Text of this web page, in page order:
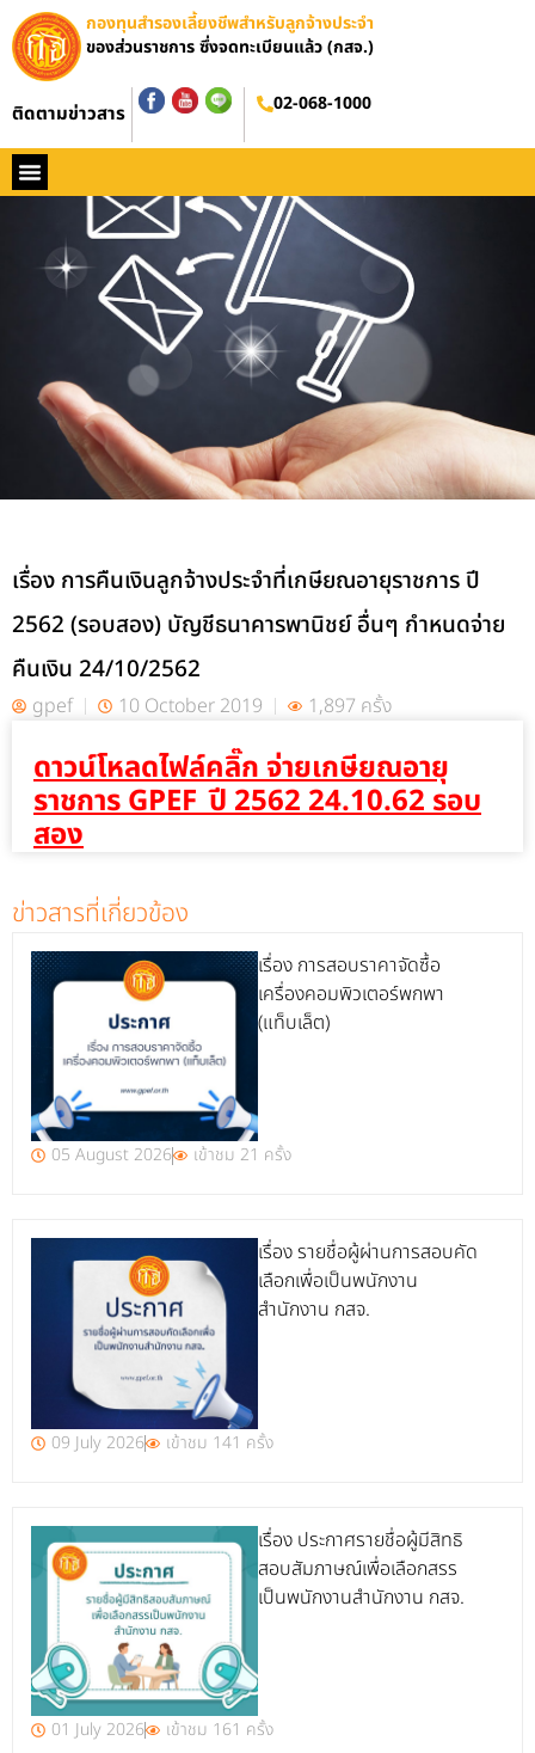
กองทุนสำรองเลี้ยงชีพสำหรับลูกจ้างประจำ
ของส่วนราชการ ซึ่งจดทะเบียนแล้ว (กสจ.)
ติดตามข่าวสาร 02-068-1000
เรื่อง การคืนเงินลูกจ้างประจำที่เกษียณอายุราชการ ปี
2562 (รอบสอง) บัญชีธนาคารพานิชย์ อื่นๆ กำหนดจ่าย
คืนเงิน 24/10/2562
gpef 10 October 2019 1,897 ครั้ง
ดาวน์โหลดไฟล์คลิ๊ก จ่ายเกษียณอายุ
ราชการ GPEF_ปี 2562 24.10.62 รอบ
สอง
ข่าวสารที่เกี่ยวข้อง
เรื่อง การสอบราคาจัดซื้อ
เครื่องคอมพิวเตอร์พกพา
(แท็บเล็ต)
05 August 2026 เข้าชม 21 ครั้ง
เรื่อง รายชื่อผู้ผ่านการสอบคัด
เลือกเพื่อเป็นพนักงาน
สำนักงาน กสจ.
09 July 2026 เข้าชม 141 ครั้ง
เรื่อง ประกาศรายชื่อผู้มีสิทธิ
สอบสัมภาษณ์เพื่อเลือกสรร
เป็นพนักงานสำนักงาน กสจ.
01 July 2026 เข้าชม 161 ครั้ง